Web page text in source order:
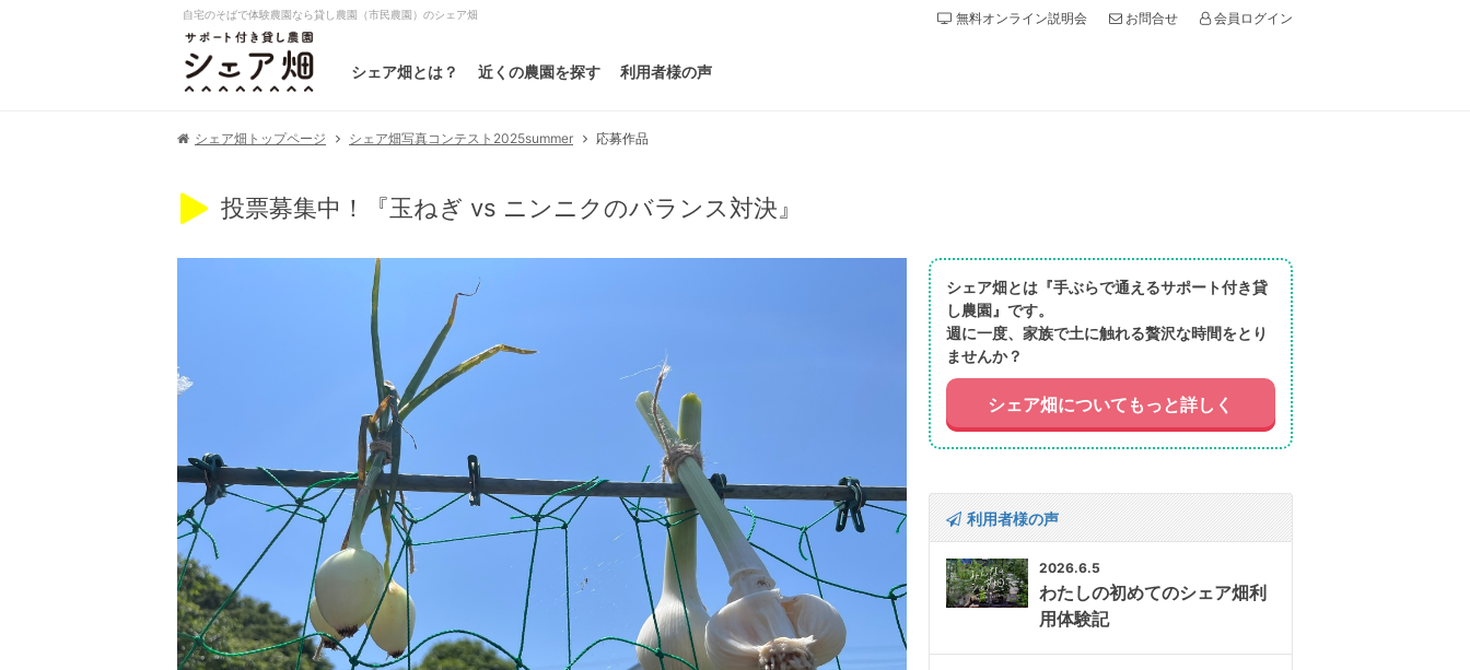
自宅のそばで体験農園なら貸し農園（市民農園）のシェア畑
シェア畑とは？ 近くの農園を探す 利用者様の声
無料オンライン説明会 お問合せ 会員ログイン
シェア畑トップページ シェア畑写真コンテスト2025summer 応募作品
投票募集中！『玉ねぎ vs ニンニクのバランス対決』
シェア畑とは『手ぶらで通えるサポート付き貸
し農園』です。
週に一度、家族で土に触れる贅沢な時間をとり
ませんか？
シェア畑についてもっと詳しく
利用者様の声
2026.6.5
わたしの初めてのシェア畑利
用体験記